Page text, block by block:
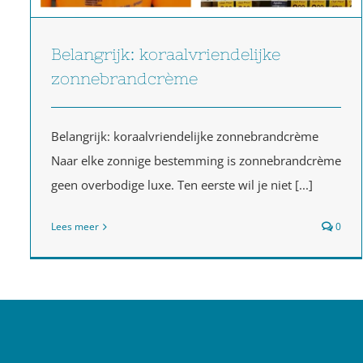
Belangrijk: koraalvriendelijke
zonnebrandcrème
Belangrijk: koraalvriendelijke zonnebrandcrème
Naar elke zonnige bestemming is zonnebrandcrème
geen overbodige luxe. Ten eerste wil je niet [...]
Lees meer 0